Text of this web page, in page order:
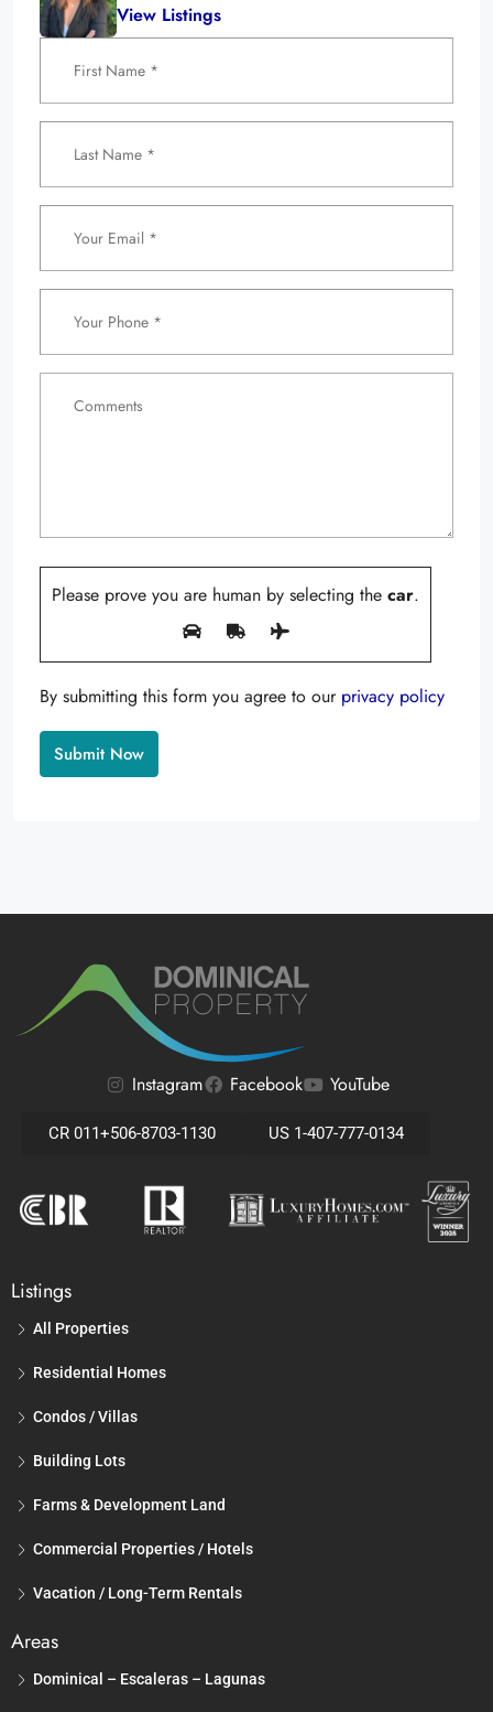
View Listings
Please prove you are human by selecting the car.
By submitting this form you agree to our privacy policy
Instagram Facebook YouTube
CR 011+506-8703-1130 US 1-407-777-0134
Listings
All Properties
Residential Homes
Condos / Villas
Building Lots
Farms & Development Land
Commercial Properties / Hotels
Vacation / Long-Term Rentals
Areas
Dominical – Escaleras – Lagunas